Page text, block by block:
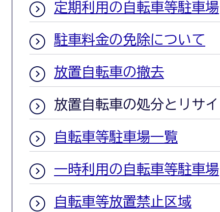
定期利用の自転車等駐車場
駐車料金の免除について
放置自転車の撤去
放置自転車の処分とリサ
自転車等駐車場一覧
一時利用の自転車等駐車場
自転車等放置禁止区域